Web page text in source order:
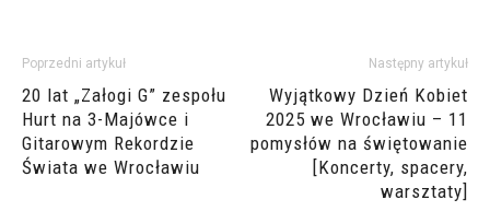
Poprzedni artykuł
20 lat „Załogi G” zespołu
Hurt na 3-Majówce i
Gitarowym Rekordzie
Świata we Wrocławiu
Następny artykuł
Wyjątkowy Dzień Kobiet
2025 we Wrocławiu – 11
pomysłów na świętowanie
[Koncerty, spacery,
warsztaty]